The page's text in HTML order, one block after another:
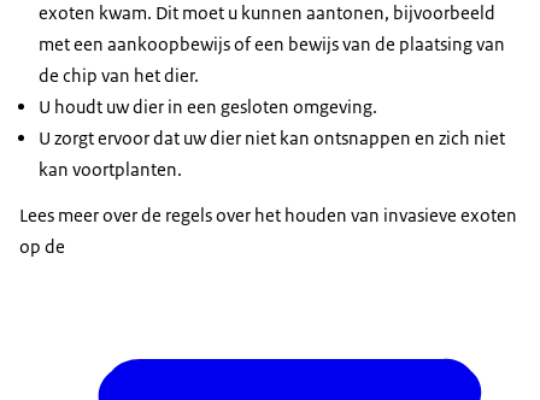
exoten kwam. Dit moet u kunnen aantonen, bijvoorbeeld
met een aankoopbewijs of een bewijs van de plaatsing van
de chip van het dier.
U houdt uw dier in een gesloten omgeving.
U zorgt ervoor dat uw dier niet kan ontsnappen en zich niet
kan voortplanten.
Lees meer over de regels over het houden van invasieve exoten
op de